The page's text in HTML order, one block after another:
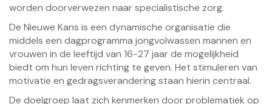
worden doorverwezen naar specialistische zorg.
De Nieuwe Kans is een dynamische organisatie die
middels een dagprogramma jongvolwassen mannen en
vrouwen in de leeftijd van 16-27 jaar de mogelijkheid
biedt om hun leven richting te geven. Het stimuleren van
motivatie en gedragsverandering staan hierin centraal.
De doelgroep laat zich kenmerken door problematiek op